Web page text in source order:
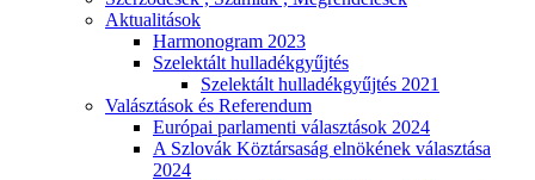
Aktualitások
Harmonogram 2023
Szelektált hulladékgyűjtés
Szelektált hulladékgyűjtés 2021
Valásztások és Referendum
Európai parlamenti választások 2024
A Szlovák Köztársaság elnökének választása
2024